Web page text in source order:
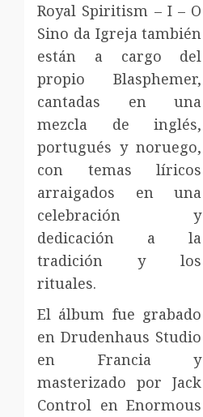
Royal Spiritism – I – O
Sino da Igreja también
están a cargo del
propio Blasphemer,
cantadas en una
mezcla de inglés,
portugués y noruego,
con temas líricos
arraigados en una
celebración y
dedicación a la
tradición y los
rituales.
El álbum fue grabado
en Drudenhaus Studio
en Francia y
masterizado por Jack
Control en Enormous